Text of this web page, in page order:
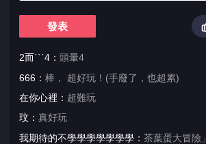
發表
2而ˋˋˋ4： 頭暈4
666： 棒， 超好玩！(手廢了，也超累)
在你心裡： 超難玩
玟： 真好玩
我期待的不學學學學學學學： 茶葉蛋大冒險」